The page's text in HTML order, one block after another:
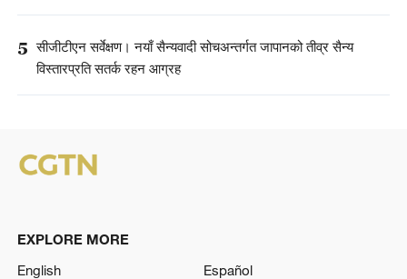
5 सीजीटीएन सर्वेक्षण। नयाँ सैन्यवादी सोचअन्तर्गत जापानको तीव्र सैन्य
विस्तारप्रति सतर्क रहन आग्रह
EXPLORE MORE
English
Español